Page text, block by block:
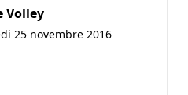
Volley
25 novembre 2016